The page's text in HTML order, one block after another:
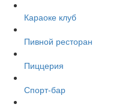
Караоке клуб
Пивной ресторан
Пиццерия
Спорт-бар